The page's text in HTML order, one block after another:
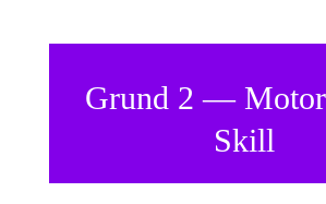
Grund 2 —
Skill